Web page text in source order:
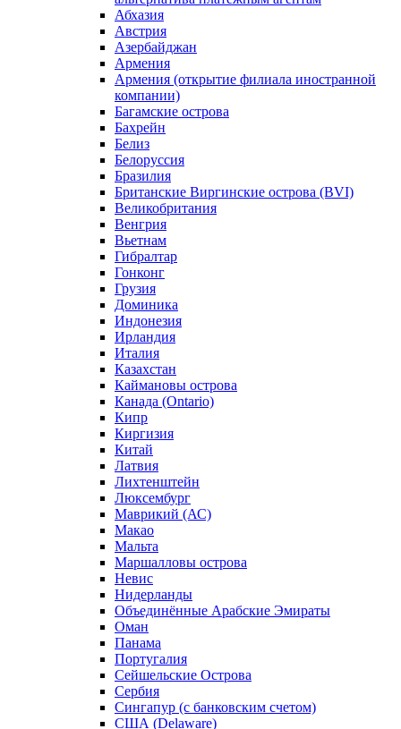
Абхазия
Австрия
Азербайджан
Армения
Армения (открытие филиала иностранной
компании)
Багамские острова
Бахрейн
Белиз
Белоруссия
Бразилия
Британские Виргинские острова (BVI)
Великобритания
Венгрия
Вьетнам
Гибралтар
Гонконг
Грузия
Доминика
Индонезия
Ирландия
Италия
Казахстан
Каймановы острова
Канада (Ontario)
Кипр
Киргизия
Китай
Латвия
Лихтенштейн
Люксембург
Маврикий (АС)
Макао
Мальта
Маршалловы острова
Нeвис
Нидерланды
Объединённые Арабские Эмираты
Оман
Панама
Португалия
Сейшельские Острова
Сербия
Сингапур (c банковским счетом)
США (Delaware)